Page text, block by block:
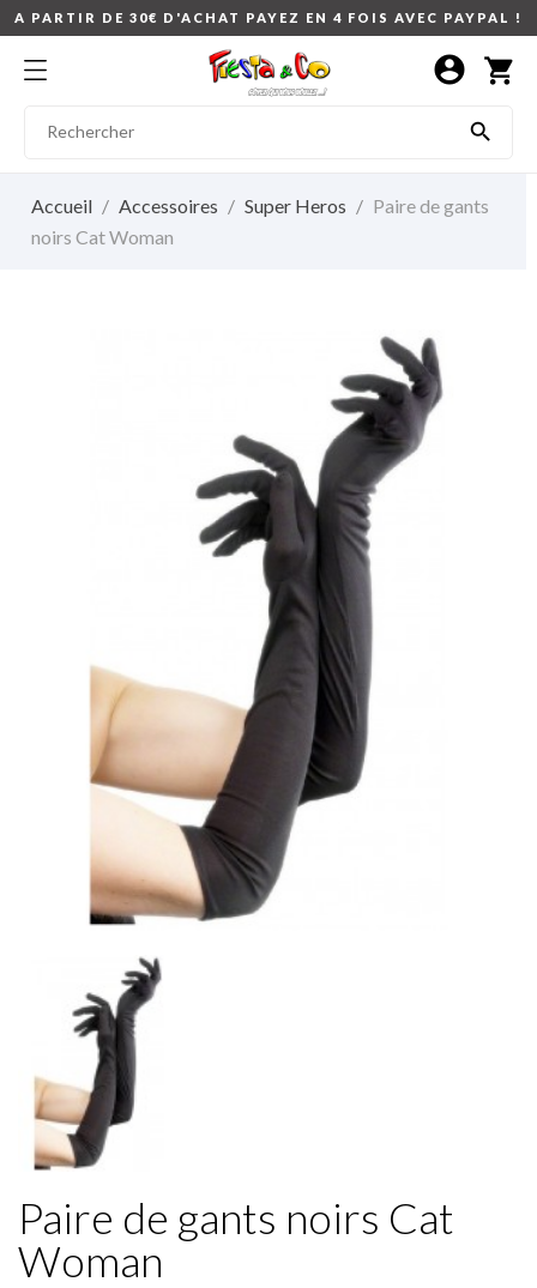
A PARTIR DE 30€ D'ACHAT PAYEZ EN 4 FOIS AVEC PAYPAL !
shopping_cart

account_circle
Accueil Accessoires Super Heros
Paire de gants
noirs Cat Woman
Paire de gants noirs Cat
Woman